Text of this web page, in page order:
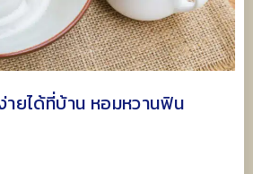
ายได้ที่บ้าน หอมหวานฟิน